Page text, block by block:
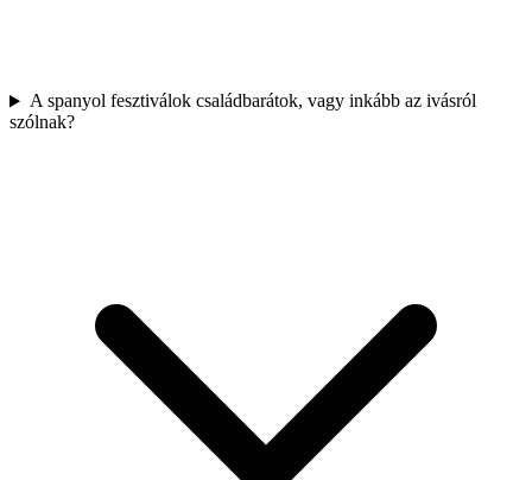
A spanyol fesztiválok családbarátok, vagy inkább az ivásról
szólnak?